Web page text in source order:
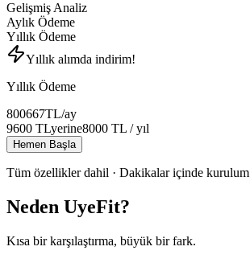
Gelişmiş Analiz
Aylık Ödeme
Yıllık Ödeme
Yıllık alımda indirim!
Yıllık Ödeme
800667TL/ay
9600 TLyerine8000 TL / yıl
Hemen Başla
Tüm özellikler dahil · Dakikalar içinde kurulum
Neden UyeFit?
Kısa bir karşılaştırma, büyük bir fark.